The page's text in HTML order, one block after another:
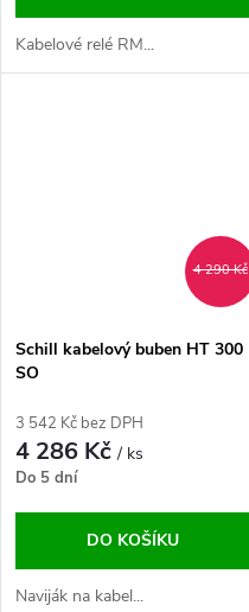
Kabelové relé RM...
4 290 Kč
Schill kabelový buben HT 300
SO
3 542 Kč bez DPH
4 286 Kč/ ks
Do 5 dní
DO KOŠÍKU
Naviják na kabel...